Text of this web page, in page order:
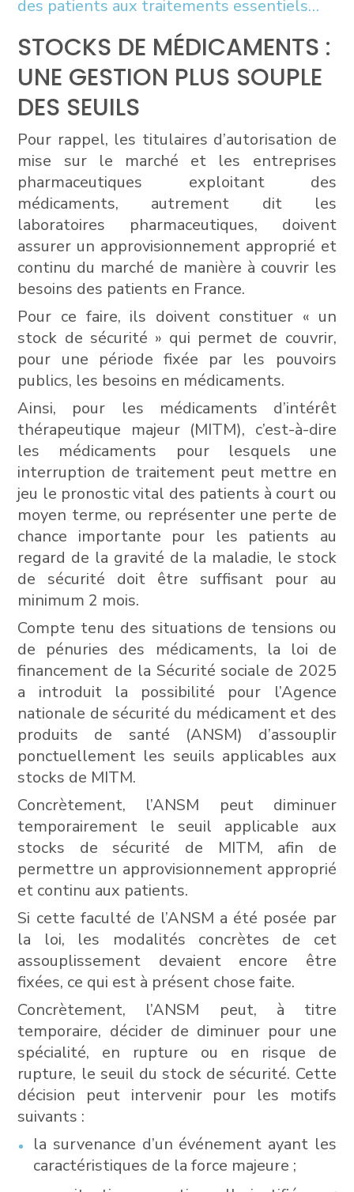
des patients aux traitements essentiels…
STOCKS DE MÉDICAMENTS :
UNE GESTION PLUS SOUPLE
DES SEUILS
Pour rappel, les titulaires d’autorisation de
mise sur le marché et les entreprises
pharmaceutiques exploitant des
médicaments, autrement dit les
laboratoires pharmaceutiques, doivent
assurer un approvisionnement approprié et
continu du marché de manière à couvrir les
besoins des patients en France.
Pour ce faire, ils doivent constituer « un
stock de sécurité » qui permet de couvrir,
pour une période fixée par les pouvoirs
publics, les besoins en médicaments.
Ainsi, pour les médicaments d’intérêt
thérapeutique majeur (MITM), c’est-à-dire
les médicaments pour lesquels une
interruption de traitement peut mettre en
jeu le pronostic vital des patients à court ou
moyen terme, ou représenter une perte de
chance importante pour les patients au
regard de la gravité de la maladie, le stock
de sécurité doit être suffisant pour au
minimum 2 mois.
Compte tenu des situations de tensions ou
de pénuries des médicaments, la loi de
financement de la Sécurité sociale de 2025
a introduit la possibilité pour l’Agence
nationale de sécurité du médicament et des
produits de santé (ANSM) d’assouplir
ponctuellement les seuils applicables aux
stocks de MITM.
Concrètement, l’ANSM peut diminuer
temporairement le seuil applicable aux
stocks de sécurité de MITM, afin de
permettre un approvisionnement approprié
et continu aux patients.
Si cette faculté de l’ANSM a été posée par
la loi, les modalités concrètes de cet
assouplissement devaient encore être
fixées, ce qui est à présent chose faite.
Concrètement, l’ANSM peut, à titre
temporaire, décider de diminuer pour une
spécialité, en rupture ou en risque de
rupture, le seuil du stock de sécurité. Cette
décision peut intervenir pour les motifs
suivants :
la survenance d’un événement ayant les
caractéristiques de la force majeure ;